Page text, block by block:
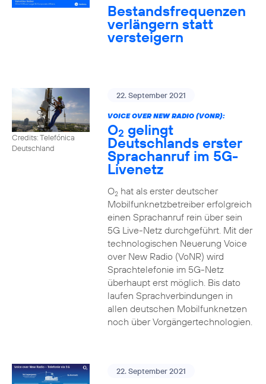
Bestandsfrequenzen
verlängern statt
versteigern
Credits: Telefónica
Deutschland
22. September 2021
VOICE OVER NEW RADIO (VONR):
O2 gelingt
Deutschlands erster
Sprachanruf im 5G-
Livenetz
O2hat als erster deutscher
Mobilfunknetzbetreiber erfolgreich
einen Sprachanruf rein über sein
5G Live-Netz durchgeführt. Mit der
technologischen Neuerung Voice
over New Radio (VoNR) wird
Sprachtelefonie im 5G-Netz
überhaupt erst möglich. Bis dato
laufen Sprachverbindungen in
allen deutschen Mobilfunknetzen
noch über Vorgängertechnologien.
22. September 2021